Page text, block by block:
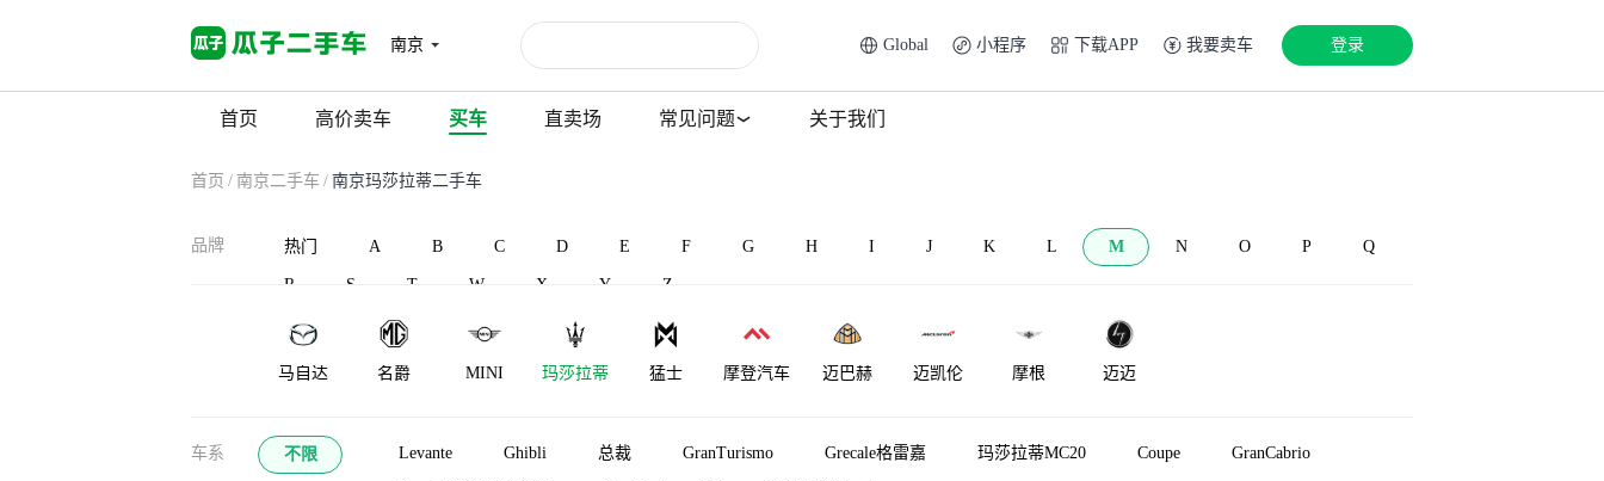
南京 Global 小程序 下载APP 我要卖车 登录
首页 高价卖车 买车 直卖场 常见问题 关于我们
首页 / 南京二手车 / 南京玛莎拉蒂二手车
品牌 热门 A B C D E F G H I J K L M N O P Q
R S T W X Y Z
马自达 名爵 MINI 玛莎拉蒂 猛士 摩登汽车 迈巴赫 迈凯伦 摩根 迈迈
车系 不限 Levante Ghibli 总裁 GranTurismo Grecale格雷嘉 玛莎拉蒂MC20 Coupe GranCabrio